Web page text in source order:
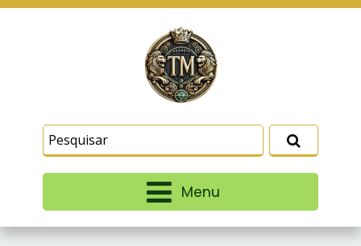
Menu
similares para lembrar e entender como você usa
nosso site, analisar seu uso de nossos produtos
e serviços, ajudar com nossos esforços de
marketing e fornecer conteúdo de terceiros. Leia
Termos e CondiçõesePolítica de